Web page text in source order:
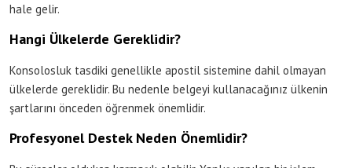
hale gelir.
Hangi Ülkelerde Gereklidir?
Konsolosluk tasdiki genellikle apostil sistemine dahil olmayan
ülkelerde gereklidir. Bu nedenle belgeyi kullanacağınız ülkenin
şartlarını önceden öğrenmek önemlidir.
Profesyonel Destek Neden Önemlidir?